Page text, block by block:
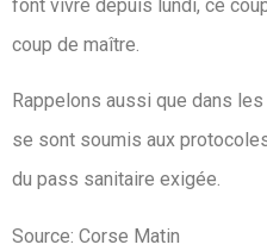
font vivre depuis lundi, ce
coup de maître.
Rappelons aussi que dans
se sont soumis aux
du pass sanitaire exigée.
Source: Corse Matin